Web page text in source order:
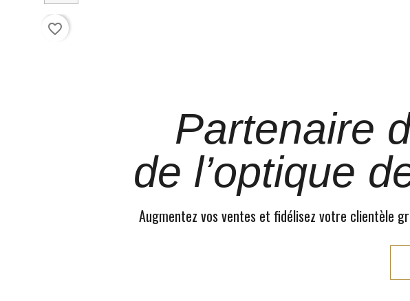
favorite_border
Partenaire
de l’optique
Augmentez vos ventes et fidélisez votre clientèle